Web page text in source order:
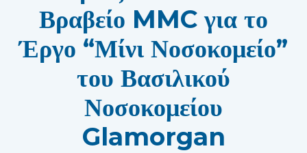
Βραβείο MMC για το
Έργο “Μίνι Νοσοκομείο”
του Βασιλικού
Νοσοκομείου
Glamorgan